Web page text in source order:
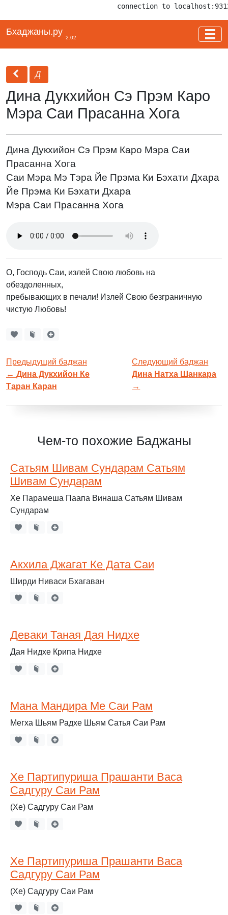
connection to
Бхаджаны.ру
2.02
Д
Дина Дукхийон Сэ Прэм Каро
Мэра Саи Прасанна Хога
Дина Дукхийон Сэ Прэм Каро Мэра Саи
Прасанна Хога
Саи Мэра Мэ Тэра Йе Прэма Ки Бэхати Дхара
Йе Прэма Ки Бэхати Дхара
Мэра Саи Прасанна Хога
О, Господь Саи, излей Свою любовь на
обездоленных,
пребывающих в печали! Излей Свою безграничную
чистую Любовь!
Предыдущий баджан
← Дина Дукхийон Ке
Таран Каран
Следующий баджан
Дина Натха Шанкара
→
Чем-то похожие Баджаны
Сатьям Шивам Сундарам Сатьям
Шивам Сундарам
Хе Парамеша Паапа Винаша Сатьям Шивам
Сундарам
Акхила Джагат Ке Дата Саи
Ширди Ниваси Бхагаван
Деваки Таная Дая Нидхе
Дая Нидхе Крипа Нидхе
Мана Мандира Ме Саи Рам
Мегха Шьям Радхе Шьям Сатья Саи Рам
Хе Партипуриша Прашанти Васа
Садгуру Саи Рам
(Хе) Садгуру Саи Рам
Хе Партипуриша Прашанти Васа
Садгуру Саи Рам
(Хе) Садгуру Саи Рам